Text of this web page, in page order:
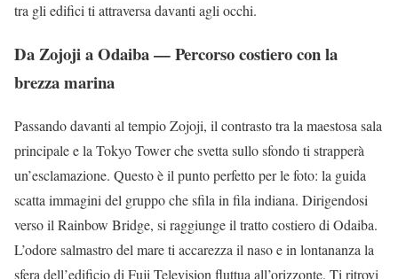
tra gli edifici ti attraversa davanti agli occhi.
Da Zojoji a Odaiba — Percorso costiero con la
brezza marina
Passando davanti al tempio Zojoji, il contrasto tra la maestosa sala
principale e la Tokyo Tower che svetta sullo sfondo ti strapperà
un’esclamazione. Questo è il punto perfetto per le foto: la guida
scatta immagini del gruppo che sfila in fila indiana. Dirigendosi
verso il Rainbow Bridge, si raggiunge il tratto costiero di Odaiba.
L’odore salmastro del mare ti accarezza il naso e in lontananza la
sfera dell’edificio di Fuji Television fluttua all’orizzonte. Ti ritrovi